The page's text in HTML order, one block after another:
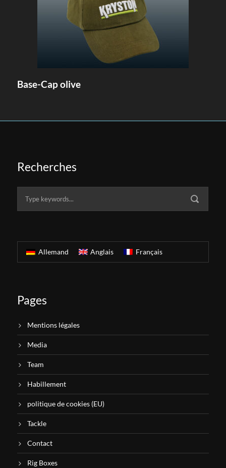
Base-Cap olive
Recherches
Allemand Anglais Français
Pages
Mentions légales
Media
Team
Habillement
politique de cookies (EU)
Tackle
Contact
Rig Boxes